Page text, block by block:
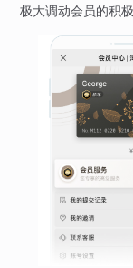
极大调动会员的积